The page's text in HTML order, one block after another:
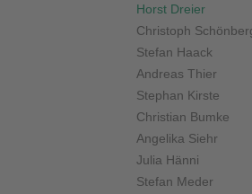
Horst Dreier
Christoph
Stefan Haack
Andreas Thier
Stephan Kirste
Christian Bumke
Angelika Siehr
Julia Hänni
Stefan Meder